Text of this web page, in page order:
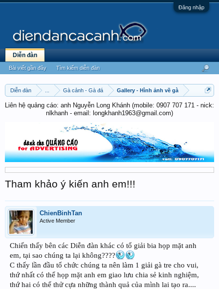
Đăng nhập
Diễn đàn Gà cảnh - Gà đá Gallery - Hình ảnh về gà
Liên hệ quảng cáo: anh Nguyễn Long Khánh (mobile: 0907 707 171 - nick:
nlkhanh - email: longkhanh1963@gmail.com)
Tham khảo ý kiến anh em!!!
ChienBinhTan
Active Member
Chiến thấy bên các Diễn đàn khác có tổ giải bia họp mặt anh
em, tại sao chúng ta lại không????
C thấy lần đầu tổ chức chúng ta nên làm 1 giải gà tre cho vui,
thứ nhất có thể họp mặt anh em giao lưu chia sẻ kinh nghiệm,
thứ hai có thể thử cựa những thành quả của mình lai tạo ra....
Diễn đàn
Bài viết gần đây Tìm kiếm diễn đàn